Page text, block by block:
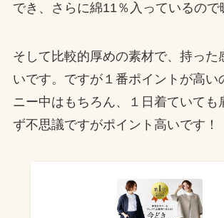
でき、さらに綿11％入っているので
そして比較的厚めの素材で、持った
いです。ですが１番ポイントが高い
ニー中はもちろん、１日着ていても
ず不思議ですがポイント高いです！